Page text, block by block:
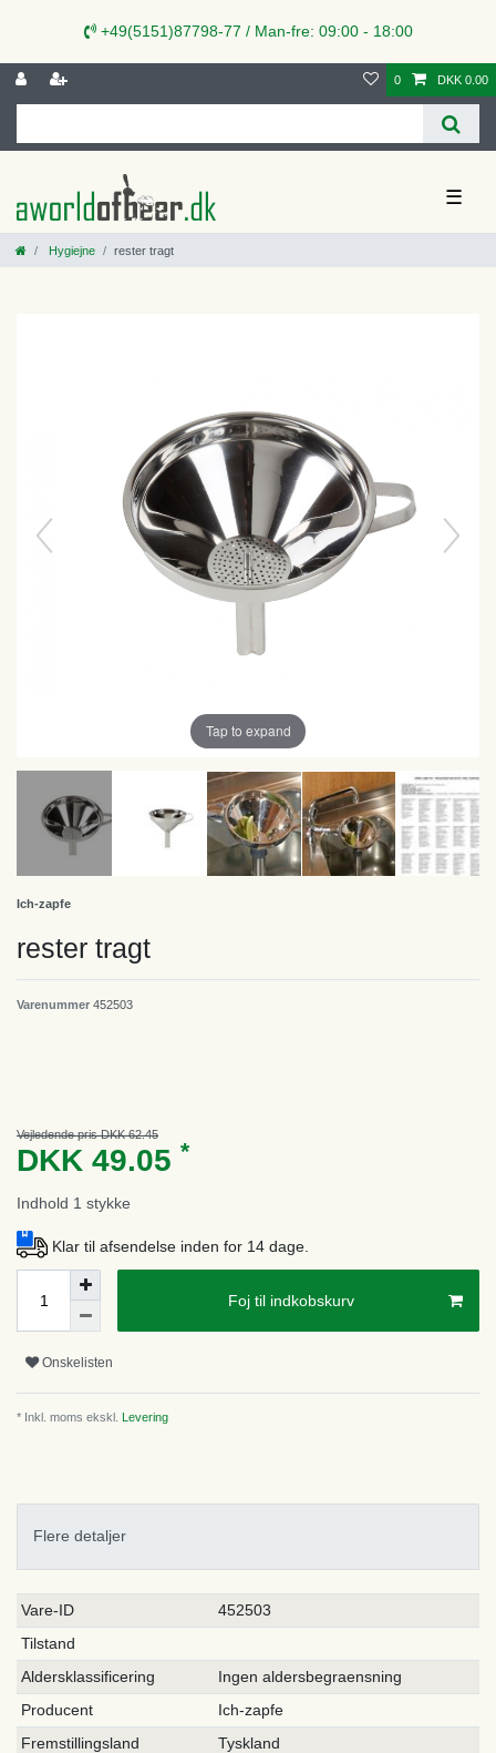
+49(5151)87798-77 / Man-fre: 09:00 - 18:00
0 DKK 0.00
☰
Hygiejne rester tragt
Tap to expand
Ich-zapfe
rester tragt
Varenummer 452503
Vejledende pris DKK 62.45
DKK 49.05 *
Indhold 1 stykke
Klar til afsendelse inden for 14 dage.
Foj til indkobskurv
Onskelisten
* Inkl. moms ekskl. Levering
Flere detaljer
Ceres::Template.singleItemTechnicalDataAttribute
Ceres::Template.singleItemTechnicalDataValue
Vare-ID
452503
Tilstand
Aldersklassificering
Ingen aldersbegraensning
Producent
Ich-zapfe
Fremstillingsland
Tyskland